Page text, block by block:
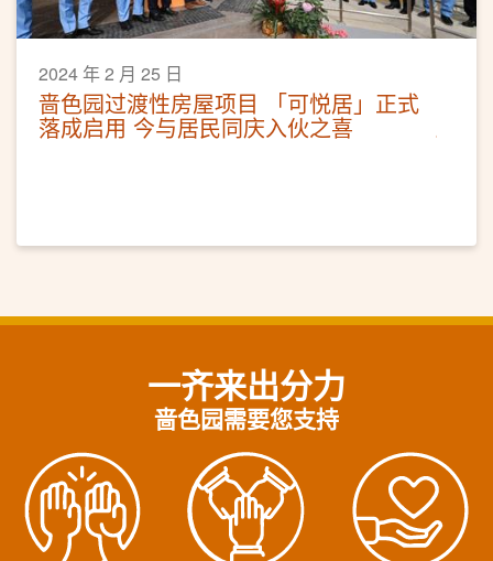
2024 年 2 月 25 日
啬色园过渡性房屋项目 「可悦居」正式
落成启用 今与居民同庆入伙之喜
一齐来出分力
啬色园需要您支持